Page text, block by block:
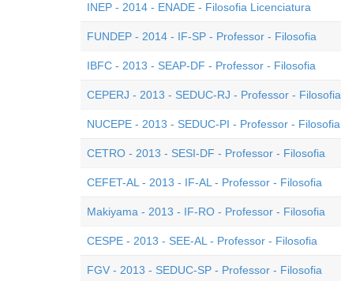
INEP - 2014 - ENADE - Filosofia Licenciatura
FUNDEP - 2014 - IF-SP - Professor - Filosofia
IBFC - 2013 - SEAP-DF - Professor - Filosofia
CEPERJ - 2013 - SEDUC-RJ - Professor - Filosofia
NUCEPE - 2013 - SEDUC-PI - Professor - Filosofia
CETRO - 2013 - SESI-DF - Professor - Filosofia
CEFET-AL - 2013 - IF-AL - Professor - Filosofia
Makiyama - 2013 - IF-RO - Professor - Filosofia
CESPE - 2013 - SEE-AL - Professor - Filosofia
FGV - 2013 - SEDUC-SP - Professor - Filosofia